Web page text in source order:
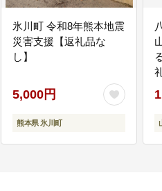
氷川町 令和8年熊本地震
災害支援【返礼品な
し】
5,000円
熊本県 氷川町